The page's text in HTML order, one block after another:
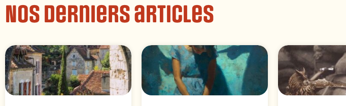
Nos derniers articles